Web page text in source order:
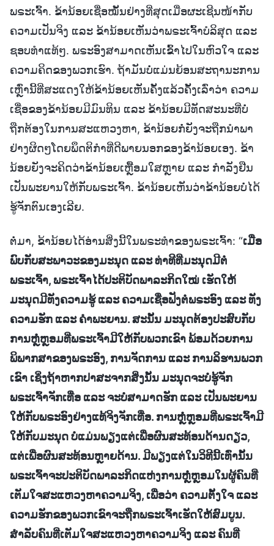
ພຣະເຈົ້າ. ຂ້ານ້ອຍເຊື່ອໝັ້ນຢ່າງທີ່ສຸດເມື່ອຜະເຊີນໜ້າກັບ
ຄວາມເປັນຈິງ ແລະ ຂ້ານ້ອຍເຫັນວ່າພຣະເຈົ້າບໍລິສຸດ ແລະ
ຊອບທຳແທ້ໆ. ພຣະອົງສາມາດເຫັນເຂົ້າໄປໃນຫົວໃຈ ແລະ
ຄວາມຄິດຂອງພວກເຮົາ. ຖ້າມັນບໍ່ແມ່ນຍ້ອນສະຖານະການ
ເຫຼົ່ານີ້ທີ່ສະແດງໃຫ້ຂ້ານ້ອຍເຫັນຄັ້ງແລ້ວຄັ້ງເລົ່າວ່າ ຄວາມ
ເຊື່ອຂອງຂ້ານ້ອຍມີມົນທິນ ແລະ ຂ້ານ້ອຍມີທັດສະນະທີ່ບໍ່
ຖືກຕ້ອງໃນການສະແຫວງຫາ, ຂ້ານ້ອຍກໍ່ຍັງຈະຖືກນໍາພາ
ຢ່າງຜິດໆໂດຍພຶດຕິກຳທີ່ດີພາຍນອກຂອງຂ້ານ້ອຍເອງ. ຂ້າ
ນ້ອຍຍັງຈະຄິດວ່າຂ້ານ້ອຍເຫຼື້ອມໃສຫຼາຍ ແລະ ກຳລັງຢືນ
ເປັນພະຍານໃຫ້ກັບພຣະເຈົ້າ. ຂ້ານ້ອຍເຫັນວ່າຂ້ານ້ອຍບໍ່ໄດ້
ຮູ້ຈັກຕົນເອງເລີຍ.
ຕໍ່ມາ, ຂ້ານ້ອຍໄດ້ອ່ານສິ່ງນີ້ໃນພຣະທຳຂອງພຣະເຈົ້າ: “ເມື່ອ
ພົບກັບສະພາວະຂອງມະນຸດ ແລະ ທ່າທີທີ່ມະນຸດມີຕໍ່
ພຣະເຈົ້າ, ພຣະເຈົ້າໄດ້ປະຕິບັດພາລະກິດໃໝ່ ເຮັດໃຫ້
ມະນຸດມີທັງຄວາມຮູ້ ແລະ ຄວາມເຊື່ອຟັງຕໍ່ພຣະອົງ ແລະ ທັງ
ຄວາມຮັກ ແລະ ຄຳພະຍານ. ສະນັ້ນ ມະນຸດຕ້ອງປະສົບກັບ
ການຫຼໍ່ຫຼອມທີ່ພຣະເຈົ້າມີໃຫ້ກັບພວກເຂົາ ພ້ອມດ້ວຍການ
ພິພາກສາຂອງພຣະອົງ, ການຈັດການ ແລະ ການລິຮານພວກ
ເຂົາ ເຊິ່ງຖ້າຫາກປາສະຈາກສິ່ງນັ້ນ ມະນຸດຈະບໍ່ຮູ້ຈັກ
ພຣະເຈົ້າຈັກເທື່ອ ແລະ ຈະບໍ່ສາມາດຮັກ ແລະ ເປັນພະຍານ
ໃຫ້ກັບພຣະອົງຢ່າງແທ້ຈິງຈັກເທື່ອ. ການຫຼໍ່ຫຼອມທີ່ພຣະເຈົ້າມີ
ໃຫ້ກັບມະນຸດ ບໍ່ແມ່ນພຽງແຕ່ເພື່ອຜົນສະທ້ອນດ້ານດຽວ,
ແຕ່ເພື່ອຜົນສະທ້ອນຫຼາຍດ້ານ. ມີພຽງແຕ່ໃນວິທີນີ້ເທົ່ານັ້ນ
ພຣະເຈົ້າຈະປະຕິບັດພາລະກິດແຫ່ງການຫຼໍ່ຫຼອມໃນຜູ້ຄົນທີ່
ເຕັມໃຈສະແຫວງຫາຄວາມຈິງ, ເພື່ອວ່າ ຄວາມຕັ້ງໃຈ ແລະ
ຄວາມຮັກຂອງພວກເຂົາຈະຖືກພຣະເຈົ້າເຮັດໃຫ້ສົມບູນ.
ສຳລັບຄົນທີ່ເຕັມໃຈສະແຫວງຫາຄວາມຈິງ ແລະ ຄົນທີ່